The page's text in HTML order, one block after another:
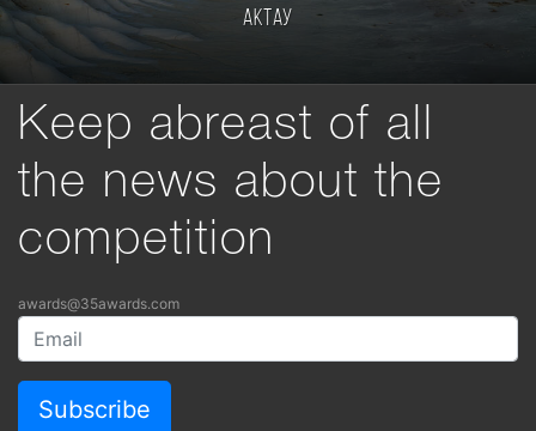
Актау
Keep abreast of all
the news about the
competition
awards@35awards.com